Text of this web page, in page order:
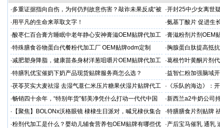
·多重证据指向自伤，为何仍判故意伤害？敲诈未果反成“被
害人”
·开封25中少女离世
查引家属强烈质疑
·用平凡的生命来萃取文字！ ·氨基丁酸片 促进生
家
·酸枣仁百合膏方睡眠中老年静心安神膏滋OEM贴牌代加工
厂
·膏滋粉剂片剂OEM
·特殊膳食谷物蛋白代餐粉代加工厂 OEM贴牌odm定制 · 胸腺蛋白肽提高抵
服务商
·减肥塑身降脂，健康苗条身材洋葱咀嚼片OEM贴牌代加工
服务商
·葛根竹叶黄酮片剂
专业
·特膳乳优宝催奶下奶产品现货贴牌服务商怎么选？ ·益智仁粉加强脑域
·茯苓芡实大麦祛湿 去湿气薏仁米压片糖果伏湿片贴牌代工 · 《乐队的海边》：
穿越丛林
·畅销四十余年，“特别年货”郁美净凭什么打动一代代中国
妈妈？
·新西兰a2牛奶公司
· 【聚焦】BOLONx沃格眼镜 棣棣生日派对，喊兄棣伙集合
啦！
·特膳膳食片剂贴牌
考察
·粉剂代加工是什么？婴幼儿辅食营养包OEM贴牌有哪些优
·产后宝马催乳 通乳